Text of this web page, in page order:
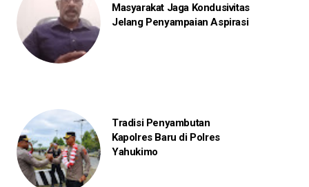
Masyarakat Jaga Kondusivitas
Jelang Penyampaian Aspirasi
Tradisi Penyambutan
Kapolres Baru di Polres
Yahukimo